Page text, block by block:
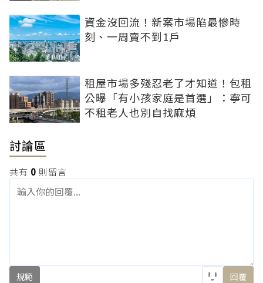
資金沒回流！新案市場陷最慘時
刻、一周賣不到1戶
租屋市場多殘忍老了才知道！包租
公曝「有小孩家庭是首選」：寧可
不租老人也別自找麻煩
討論區
共有 0 則留言
規範 回覆